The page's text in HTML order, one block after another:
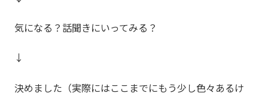
気になる？話聞きにいってみる？
↓
決めました（実際にはここまでにもう少し色々あるけ